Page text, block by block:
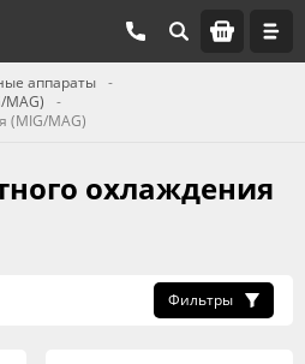
аппараты
(MIG/MAG)
охлаждения
Фильтры